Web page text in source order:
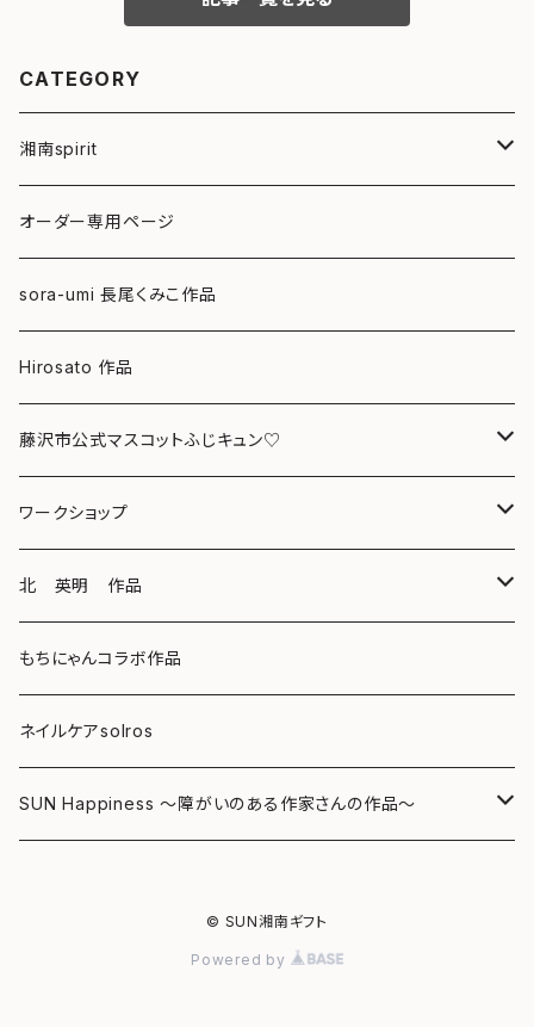
CATEGORY
湘南spirit
ポストカード
グリーティングカード
クリアファイル
マグカップ
スマホケース
キーホルダー
バッグ
Tシャツ
ミラー
オーダー専用ページ
sora-umi 長尾くみこ作品
Hirosato 作品
藤沢市公式マスコットふじキュン♡
クリアファイル
ボールペン
キーホルダー
マグネット
シール
ワークショップ
海レジンアートボード
レジンチャーム
サンキャッチャー
北 英明 作品
ポストカード
もちにゃんコラボ作品
ネイルケアsolros
SUN Happiness ～障がいのある作家さんの作品～
© SUN湘南ギフト
Powered by